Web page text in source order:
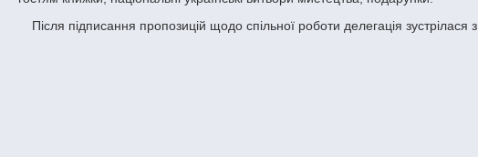
Після підписання пропозицій щодо спільної роботи делегація